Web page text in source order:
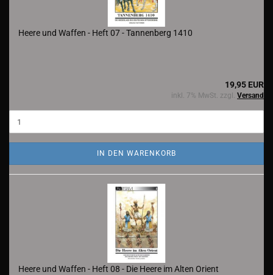
Heere und Waffen - Heft 07 - Tannenberg 1410
19,95 EUR
inkl. 7% MwSt. zzgl. Versand
IN DEN WARENKORB
Heere und Waffen - Heft 08 - Die Heere im Alten Orient